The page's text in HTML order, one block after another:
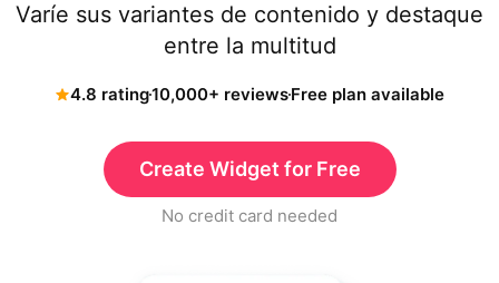
Varíe sus variantes de contenido y destaque
entre la multitud
4.8 rating10,000+ reviewsFree plan available
Create Widget for Free
No credit card needed